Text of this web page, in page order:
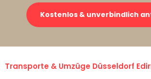
Kostenlos & unverbindlich
Transporte & Umzüge Düsseldorf